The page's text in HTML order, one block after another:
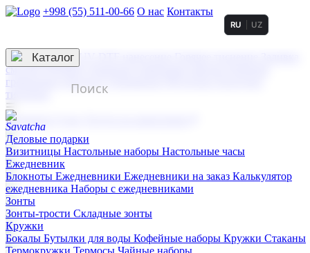
+998 (55) 511-00-66 О нас Контакты
3D гравировка
смолой (Doming)
гравировка твердая
тиснение
RU UZ
☰
Контакты
Каталог
Деловые подарки
Визитницы Настольные наборы Настольные часы
Ежедневник
Блокноты Ежедневники Ежедневники на заказ Калькулятор
ежедневника Наборы с ежедневниками
Зонты
Зонты-трости Складные зонты
Кружки
Бокалы Бутылки для воды Кофейные наборы Кружки Стаканы
Термокружки Термосы Чайные наборы